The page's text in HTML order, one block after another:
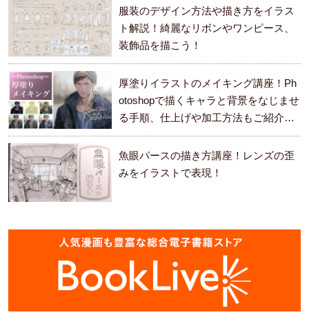
服装のデザイン方法や描き方をイラス
ト解説！綺麗なリボンやワンピース、
装飾品を描こう！
厚塗りイラストのメイキング講座！Ph
otoshopで描くキャラと背景をなじませ
る手順、仕上げや加工方法もご紹介し
ます。
魚眼パースの描き方講座！レンズの歪
みをイラストで表現！